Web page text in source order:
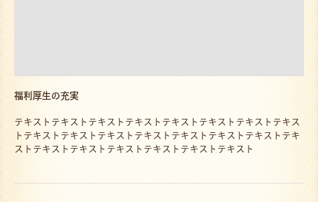
福利厚生の充実
テキストテキストテキストテキストテキストテキストテキストテキス
トテキストテキストテキストテキストテキストテキストテキストテキ
ストテキストテキストテキストテキストテキストテキスト